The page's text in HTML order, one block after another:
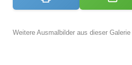
Weitere Ausmalbilder aus dieser